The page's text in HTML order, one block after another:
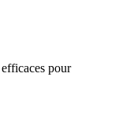
pour